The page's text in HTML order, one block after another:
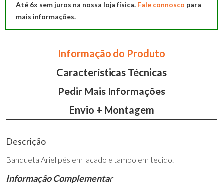
Até 6x sem juros na nossa loja física. Fale connosco para
mais informações.
Informação do Produto
Características Técnicas
Pedir Mais Informações
Envio + Montagem
Descrição
Banqueta Ariel pés em lacado e tampo em tecido.
Informação Complementar